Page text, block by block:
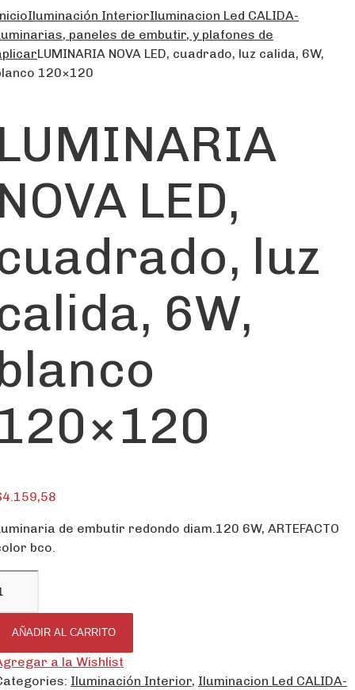
Iluminación InteriorIluminacion Led CALIDA-
paneles de embutir, y plafones de
LUMINARIA NOVA LED, cuadrado, luz calida, 6W,
120×120
LED,
luz
6W,
4.159,58
de embutir redondo diam.120 6W, ARTEFACTO
bco.
AÑADIR AL CARRITO
a la Wishlist
Iluminación Interior, Iluminacion Led CALIDA-